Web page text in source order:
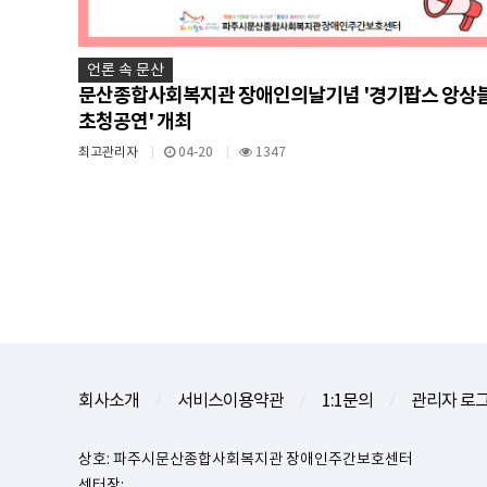
언론 속 문산
문산종합사회복지관 장애인의날기념 '경기팝스 앙상
초청공연' 개최
최고관리자 04-20 1347
회사소개 서비스이용약관 1:1문의 관리자 로
상호: 파주시문산종합사회복지관 장애인주간보호센터